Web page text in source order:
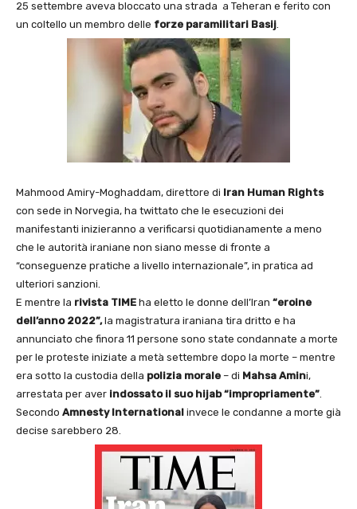
25 settembre aveva bloccato una strada a Teheran e ferito con
un coltello un membro delle forze paramilitari Basij.
Mahmood Amiry-Moghaddam, direttore di Iran Human Rights
con sede in Norvegia, ha twittato che le esecuzioni dei
manifestanti inizieranno a verificarsi quotidianamente a meno
che le autorità iraniane non siano messe di fronte a
“conseguenze pratiche a livello internazionale”, in pratica ad
ulteriori sanzioni.
E mentre la rivista TIME ha eletto le donne dell’Iran “eroine
dell’anno 2022”,la magistratura iraniana tira dritto e ha
annunciato che finora 11 persone sono state condannate a morte
per le proteste iniziate a metà settembre dopo la morte – mentre
era sotto la custodia della polizia morale – di Mahsa Amini,
arrestata per aver indossato il suo hijab “impropriamente”.
Secondo Amnesty International invece le condanne a morte già
decise sarebbero 28.